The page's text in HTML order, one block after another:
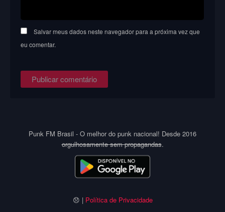
Salvar meus dados neste navegador para a próxima vez que
eu comentar.
Punk FM Brasil - O melhor do punk nacional! Desde 2016
orgulhosamente sem propagandas.
😞 | Política de Privacidade